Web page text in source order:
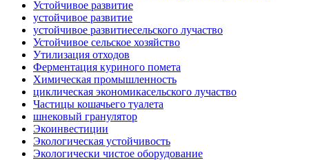
Устойчивое развитие
устойчивое развитие
устойчивое развитиесельского лучаство
Устойчивое сельское хозяйство
Утилизация отходов
Ферментация куриного помета
Химическая промышленность
циклическая экономикасельского лучаство
Частицы кошачьего туалета
шнековый гранулятор
Экоинвестиции
Экологическая устойчивость
Экологически чистое оборудование